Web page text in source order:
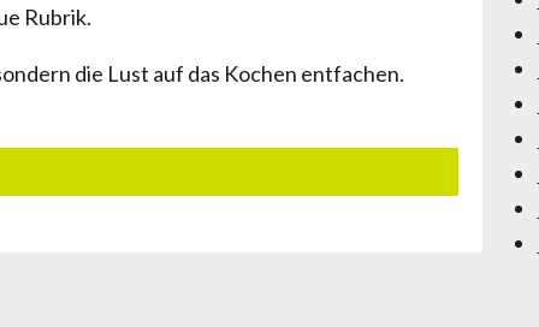
Rubrik.
die Lust auf das Kochen entfachen.